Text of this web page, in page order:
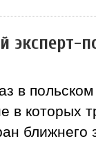
эксперт-
в
в которых